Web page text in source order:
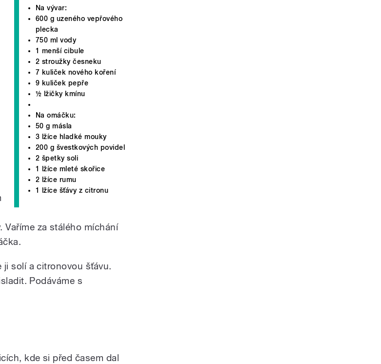
Na vývar:
600 g uzeného vepřového
plecka
750 ml vody
1 menší cibule
2 stroužky česneku
7 kuliček nového koření
9 kuliček pepře
½ lžičky kmínu
Na omáčku:
50 g másla
3 lžíce hladké mouky
200 g švestkových povidel
2 špetky soli
1 lžíce mleté skořice
2 lžíce rumu
1 lžíce šťávy z citronu
za stálého míchání
ji solí a citronovou šťávu.
Podáváme s
kde si před časem dal